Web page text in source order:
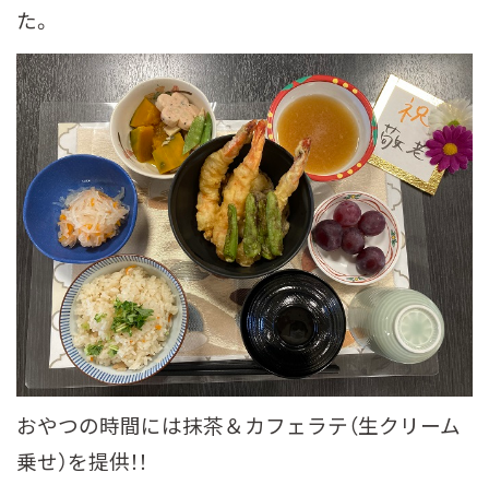
た。
おやつの時間には抹茶＆カフェラテ（生クリーム
乗せ）を提供！！